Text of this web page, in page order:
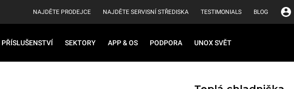
NAJDĚTE PRODEJCE NAJDĚTE SERVISNÍ STŘEDISKA TESTIMONIALS BLOG
PŘÍSLUŠENSTVÍ SEKTORY APP & OS PODPORA UNOX SVĚT